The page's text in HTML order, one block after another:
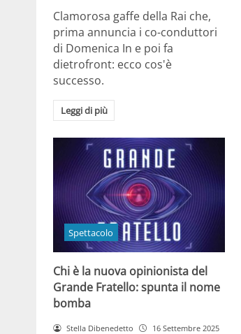
Clamorosa gaffe della Rai che,
prima annuncia i co-conduttori
di Domenica In e poi fa
dietrofront: ecco cos'è
successo.
Leggi di più
Spettacolo
Chi è la nuova opinionista del
Grande Fratello: spunta il nome
bomba
Stella Dibenedetto 16 Settembre 2025